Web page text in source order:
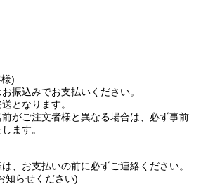
)
振込みでお支払いください。
となります。
がご注文者様と異なる場合は、必ず事前
ます。
、お支払いの前に必ずご連絡ください。
知らせください)